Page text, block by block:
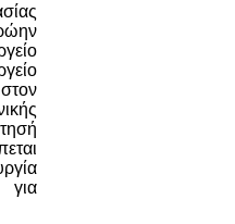
για